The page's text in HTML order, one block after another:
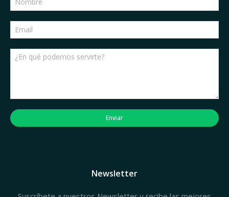
Enviar
Newsletter